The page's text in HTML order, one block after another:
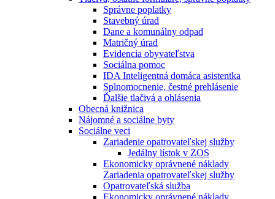
Správne poplatky
Stavebný úrad
Dane a komunálny odpad
Matričný úrad
Evidencia obyvateľstva
Sociálna pomoc
IDA Inteligentná domáca asistentka
Splnomocnenie, čestné prehlásenie
Ďalšie tlačivá a ohlásenia
Obecná knižnica
Nájomné a sociálne byty
Sociálne veci
Zariadenie opatrovateľskej služby
Jedálny lístok v ZOS
Ekonomicky oprávnené náklady
Zariadenia opatrovateľskej služby
Opatrovateľská služba
Ekonomicky oprávnené náklady